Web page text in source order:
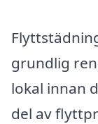
grundlig
lokal innan
del av